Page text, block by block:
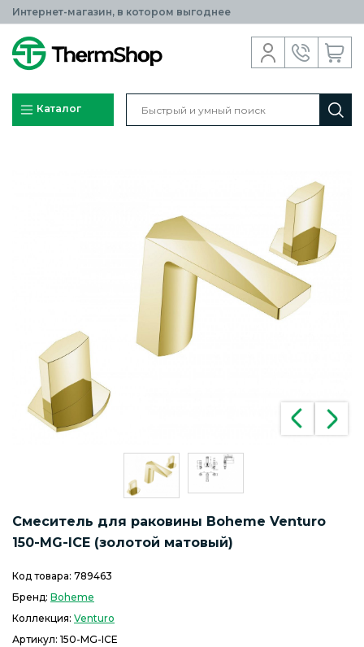
Интернет-магазин, в котором выгоднее
Каталог
Смеситель для раковины Boheme Venturo
150-MG-ICE (золотой матовый)
Код товара: 789463
Бренд: Boheme
Коллекция: Venturo
Артикул: 150-MG-ICE